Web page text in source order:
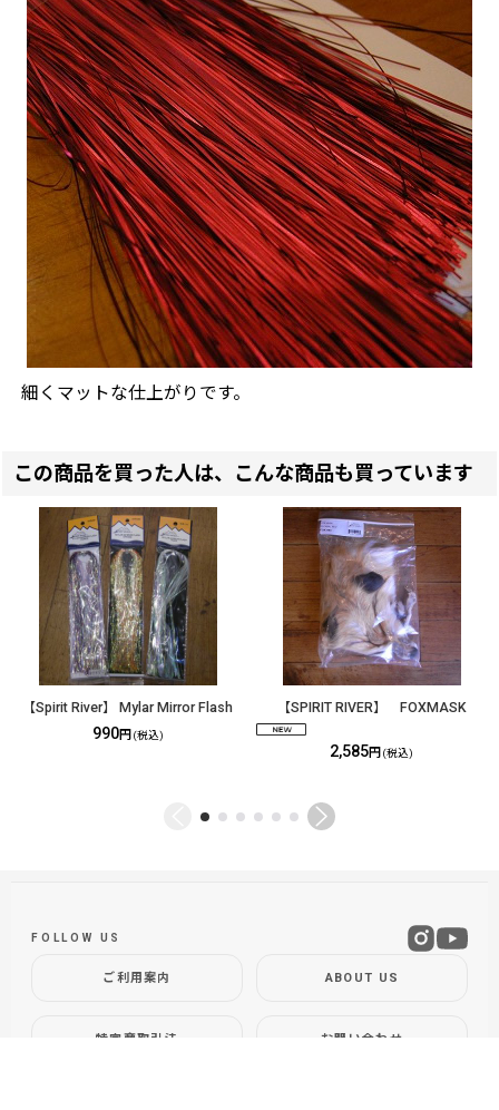
細くマットな仕上がりです。
この商品を買った人は、こんな商品も買っています
【Spirit River】 Mylar Mirror Flash
990円 (税込)
【SPIRIT RIVER】 FOXMASK
2,585円 (税込)
ご利用案内 ABOUT US
特定商取引法 お問い合わせ
FOLLOW US